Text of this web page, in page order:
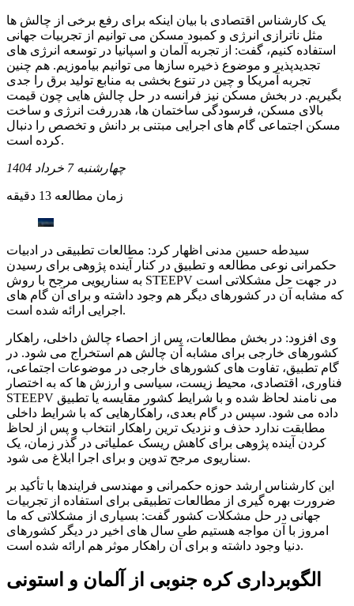
یک کارشناس اقتصادی با بیان اینکه برای رفع برخی از چالش ها
مثل ناترازی انرژی و کمبود مسکن می توانیم از تجربیات جهانی
استفاده کنیم، گفت: از تجربه آلمان و اسپانیا در توسعه انرژی های
تجدیدپذیر و موضوع ذخیره سازها می توانیم بیاموزیم. هم چنین
تجربه آمریکا و چین در تنوع بخشی به منابع تولید برق را جدی
بگیریم. در بخش مسکن نیز فرانسه در حل چالش هایی چون قیمت
بالای مسکن، فرسودگی ساختمان ها، هدررفت انرژی و ساخت
مسکن اجتماعی گام های اجرایی مبتنی بر دانش و تخصص را دنبال
کرده است.
چهارشنبه 7 خرداد 1404
زمان مطالعه 13 دقیقه
سیدطه حسین مدنی اظهار کرد: مطالعات تطبیقی در ادبیات
حکمرانی نوعی مطالعه و تطبیق در کنار آینده پژوهی برای رسیدن
به سناریویی مرجح با روش STEEPV در جهت حل مشکلاتی است
که مشابه آن در کشورهای دیگر هم وجود داشته و برای آن گام های
اجرایی ارائه شده است.
وی افزود: در بخش مطالعات، پس از احصاء چالش داخلی، راهکار
کشورهای خارجی برای مشابه آن چالش هم استخراج می شود. در
گام تطبیق، تفاوت های کشورهای خارجی در موضوعات اجتماعی،
فناوری، اقتصادی، محیط زیست، سیاسی و ارزش ها که به اختصار
STEEPV می نامند لحاظ شده و با شرایط کشور مقایسه یا تطبیق
داده می شود. سپس در گام بعدی، راهکارهایی که با شرایط داخلی
مطابقت ندارد حذف و نزدیک ترین راهکار انتخاب و پس از لحاظ
کردن آینده پژوهی برای کاهش ریسک عملیاتی در گذر زمان، یک
سناریوی مرجح تدوین و برای اجرا ابلاغ می شود.
این کارشناس ارشد حوزه حکمرانی و مهندسی فرایندها با تأکید بر
ضرورت بهره گیری از مطالعات تطبیقی برای استفاده از تجربیات
جهانی در حل مشکلات کشور گفت: بسیاری از مشکلاتی که ما
امروز با آن مواجه هستیم طی سال های اخیر در دیگر کشورهای
دنیا وجود داشته و برای آن راهکار موثر هم ارائه شده است.
الگوبرداری کره جنوبی از آلمان و استونی